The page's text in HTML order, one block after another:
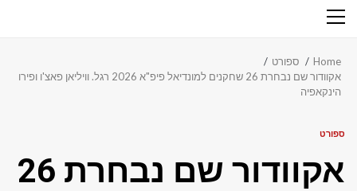
Primary
Home
ספורט
אקוודור שם נבחרת 26 שחקנים למונדיאל פיפ"א 2026 רגל. וויליאן פאצ'ו ופירו
הינקאפיה
ספורט
אקוודור שם נבחרת 26